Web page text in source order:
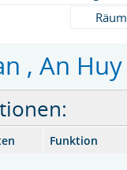
, An
Funktion